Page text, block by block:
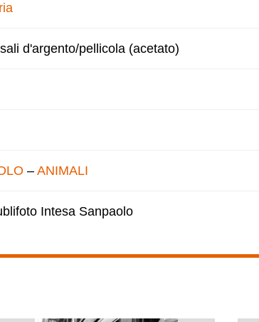
d'argento/pellicola (acetato)
– ANIMALI
Intesa Sanpaolo